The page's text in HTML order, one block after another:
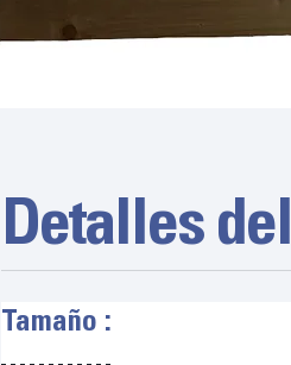
Detalles
Tamaño :